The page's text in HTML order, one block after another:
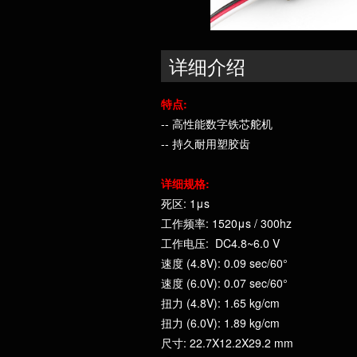
详细介绍
特点:
-- 高性能数字铁芯舵机
-- 持久耐用塑胶齿
详细规格:
死区: 1μs
工作频率:
工作电压: DC4.8~6.0 V
速度 (4.8V): 0.09 sec/60°
速度 (6.0V): 0.07 sec/60°
扭力 (4.8V): 1.65 kg/cm
扭力 (6.0V): 1.89 kg/cm
尺寸: 22.7X12.2X29.2 mm